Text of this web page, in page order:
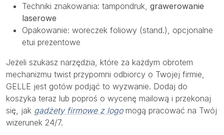
Techniki znakowania: tampondruk, grawerowanie
laserowe
Opakowanie: woreczek foliowy (stand.), opcjonalne
etui prezentowe
Jeżeli szukasz narzędzia, które za każdym obrotem
mechanizmu twist przypomni odbiorcy o Twojej firmie,
GELLE jest gotów podjąć to wyzwanie. Dodaj do
koszyka teraz lub poproś o wycenę mailową i przekonaj
się, jak gadżety firmowe z logomogą pracować na Twój
wizerunek 24/7.